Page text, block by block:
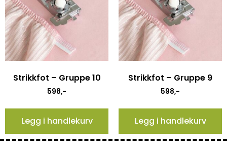
Strikkfot – Gruppe 10
598,-
Legg i handlekurv
Strikkfot – Gruppe 9
598,-
Legg i handlekurv